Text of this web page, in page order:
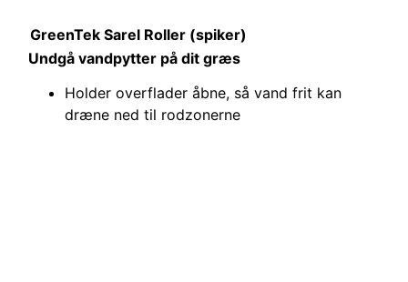
GreenTek Sarel Roller (spiker)
Undgå vandpytter på dit græs
Holder overflader åbne, så vand frit kan
dræne ned til rodzonerne